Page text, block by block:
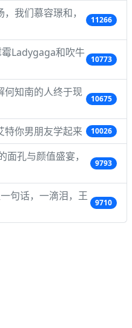
我们慕容璟和，
11266
Ladygaga和吹牛
10773
何知南的人终于现
10675
特你男朋友学起来 10026
面孔与颜值盛宴，
9793
句话，一滴泪，王
9710